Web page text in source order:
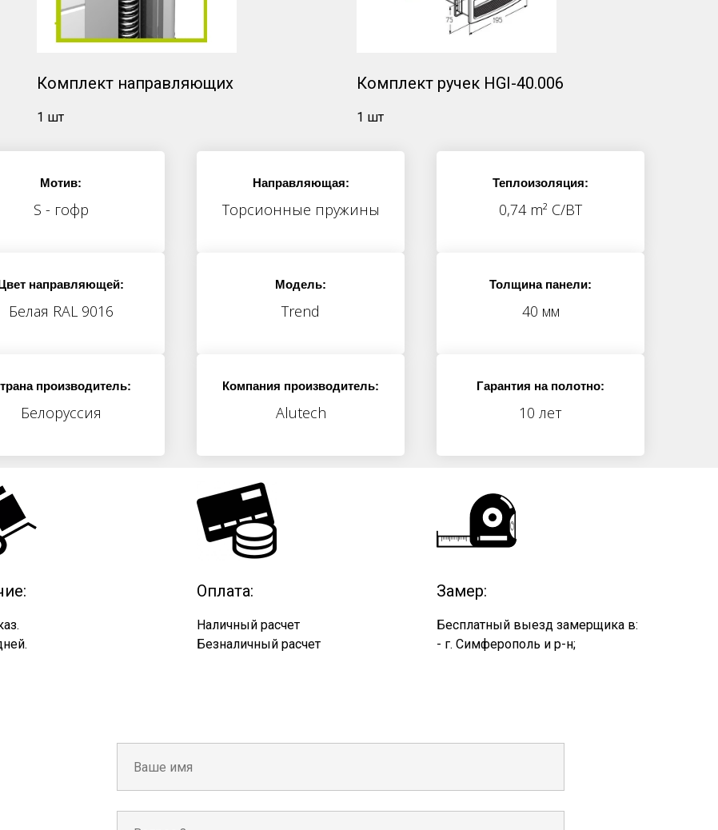
Комплект направляющих
1 шт
Комплект ручек HGI-40.006
1 шт
Мотив:
S - гофр
Направляющая:
Торсионные пружины
Теплоизоляция:
0,74 m² С/ВТ
направляющей:
Белая RAL 9016
Модель:
Trend
Толщина панели:
40 мм
производитель:
Белоруссия
Компания производитель:
Alutech
Гарантия на полотно:
10 лет
Оплата:
Наличный расчет
Безналичный расчет
Замер:
Бесплатный выезд замерщика в:
- г. Симферополь и р-н;